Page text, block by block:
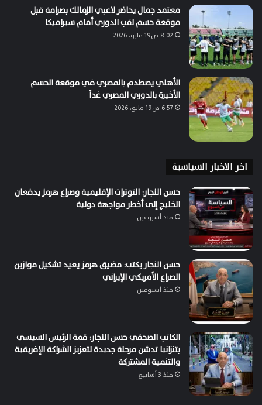
معتمد جمال يحاضر لاعبي الزمالك بصرامة قبل
موقعة حسم لقب الدوري أمام سيراميكا
8:02 ص19 مايو، 2026
الأهلي يصطدم بالمصري في موقعة الحسم
الأخيرة بالدوري المصري غداً
6:57 ص19 مايو، 2026
اخر الاخبار السياسية
حسن النجار: التوترات الإقليمية وصراع هرمز يدفعان
الخليج إلى أخطر مواجهة دولية
منذ أسبوعين
حسن النجار يكتب: مضيق هرمز يعيد تشكيل موازين
الصراع الأمريكي الإيراني
منذ أسبوعين
الكاتب الصحفي حسن النجار: قمة الرئيس السيسي
بتنزانيا تدشن مرحلة جديدة لتعزيز الشراكة الإفريقية
والتنمية المشتركة
منذ 3 أسابيع